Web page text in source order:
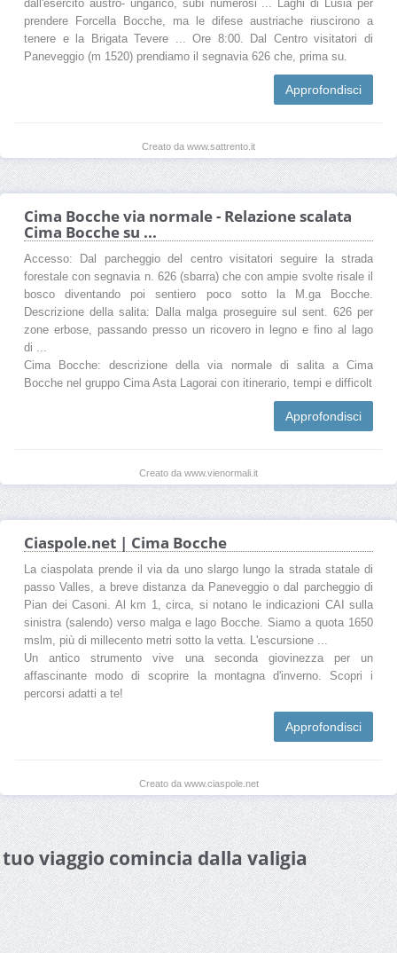
dall'esercito austro- ungarico, subì numerosi ... Laghi di Lusia per
prendere Forcella Bocche, ma le difese austriache riuscirono a
tenere e la Brigata Tevere ... Ore 8:00. Dal Centro visitatori di
Paneveggio (m 1520) prendiamo il segnavia 626 che, prima su.
Approfondisci
Creato da www.sattrento.it
Cima Bocche via normale - Relazione scalata
Cima Bocche su ...
Accesso: Dal parcheggio del centro visitatori seguire la strada
forestale con segnavia n. 626 (sbarra) che con ampie svolte risale il
bosco diventando poi sentiero poco sotto la M.ga Bocche.
Descrizione della salita: Dalla malga proseguire sul sent. 626 per
zone erbose, passando presso un ricovero in legno e fino al lago
di ...
Cima Bocche: descrizione della via normale di salita a Cima
Bocche nel gruppo Cima Asta Lagorai con itinerario, tempi e difficolt
Approfondisci
Creato da www.vienormali.it
Ciaspole.net | Cima Bocche
La ciaspolata prende il via da uno slargo lungo la strada statale di
passo Valles, a breve distanza da Paneveggio o dal parcheggio di
Pian dei Casoni. Al km 1, circa, si notano le indicazioni CAI sulla
sinistra (salendo) verso malga e lago Bocche. Siamo a quota 1650
mslm, più di millecento metri sotto la vetta. L'escursione ...
Un antico strumento vive una seconda giovinezza per un
affascinante modo di scoprire la montagna d'inverno. Scopri i
percorsi adatti a te!
Approfondisci
Creato da www.ciaspole.net
viaggio comincia dalla valigia